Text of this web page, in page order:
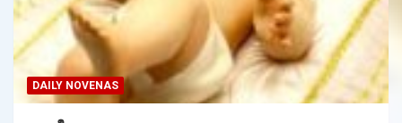
DAILY NOVENAS